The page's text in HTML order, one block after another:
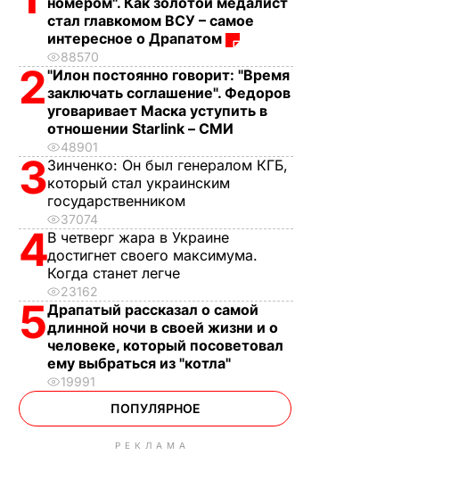
стал главкомом ВСУ – самое
интересное о Драпатом
88570
2"Илон постоянно говорит: "Время
заключать соглашение". Федоров
уговаривает Маска уступить в
отношении Starlink – СМИ
48901
3Зинченко: Он был генералом КГБ,
который стал украинским
государственником
37074
4В четверг жара в Украине
достигнет своего максимума.
Когда станет легче
23162
5Драпатый рассказал о самой
длинной ночи в своей жизни и о
человеке, который посоветовал
ему выбраться из "котла"
19991
ПОПУЛЯРНОЕ
РЕКЛАМА